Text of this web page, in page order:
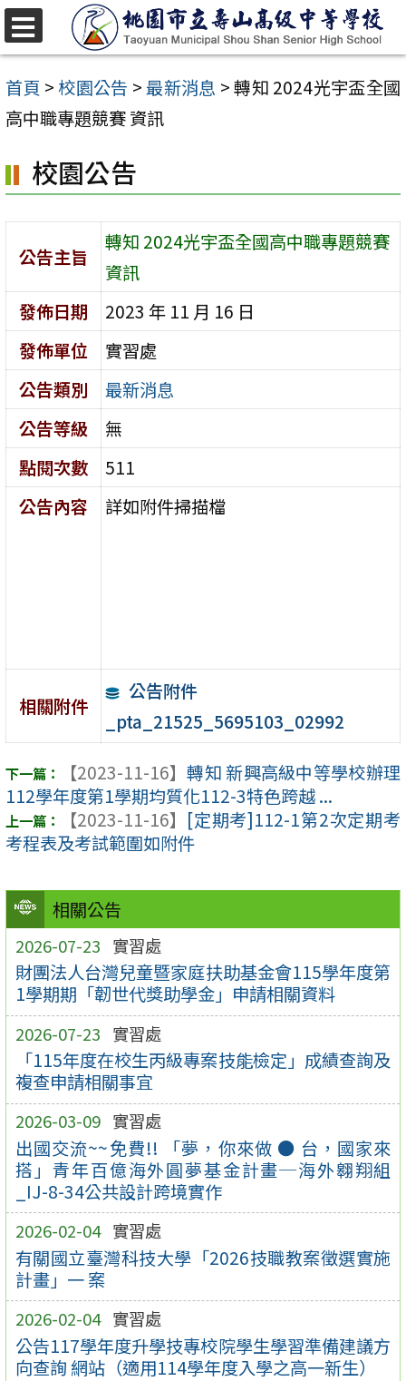
跳
至
主
要
容
區
首頁 >校園公告 >最新消息 >轉知 2024光宇盃全國
高中職專題競賽 資訊
相關公告
2026-07-23 實習處
財團法人台灣兒童暨家庭扶助基金會115學年度第
1學期期「韌世代獎助學金」申請相關資料
2026-07-23 實習處
「115年度在校生丙級專案技能檢定」成績查詢及
複查申請相關事宜
2026-03-09 實習處
出國交流~~免費!! 「夢，你來做 ● 台，國家來
搭」青年百億海外圓夢基金計畫─海外翱翔組
_IJ-8-34公共設計跨境實作
2026-02-04 實習處
有關國立臺灣科技大學「2026技職教案徵選實施
計畫」一 案
2026-02-04 實習處
公告117學年度升學技專校院學生學習準備建議方
向查詢 網站（適用114學年度入學之高一新生）
校園公告
公告主旨
轉知 2024光宇盃全國高中職專題競賽
資訊
發佈日期
2023 年 11 月 16 日
發佈單位
實習處
公告類別
最新消息
公告等級
無
點閱次數
511
公告內容
詳如附件掃描檔
相關附件
公告附件
_pta_21525_5695103_02992
【2023-11-16】 轉知 新興高級中等學校辦理
112學年度第1學期均質化112-3特色跨越 ...
【2023-11-16】 [定期考]112-1第2次定期考
考程表及考試範圍如附件
選
單